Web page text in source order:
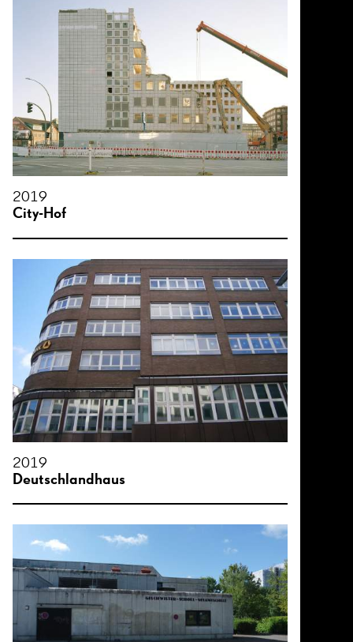
2019
City-Hof
2019
Deutschlandhaus